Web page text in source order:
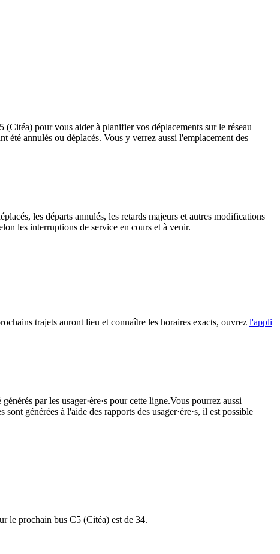
pour vous aider à planifier vos déplacements sur le réseau
été annulés ou déplacés. Vous y verrez aussi l'emplacement des
les départs annulés, les retards majeurs et autres modifications
les interruptions de service en cours et à venir.
trajets auront lieu et connaître les horaires exacts, ouvrez l'appli
par les usager·ère·s pour cette ligne.Vous pourrez aussi
générées à l'aide des rapports des usager·ère·s, il est possible
le prochain bus C5 (Citéa) est de 34.